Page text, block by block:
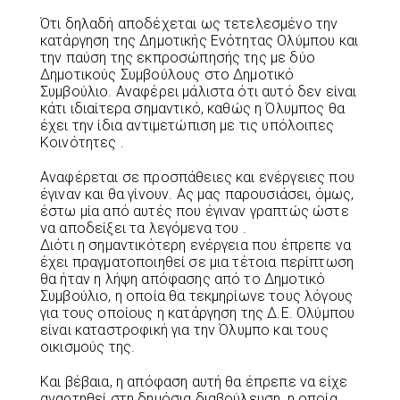
Ότι δηλαδή αποδέχεται ως τετελεσμένο την
κατάργηση της Δημοτικής Ενότητας Ολύμπου και
την παύση της εκπροσώπησής της με δύο
Δημοτικούς Συμβούλους στο Δημοτικό
Συμβούλιο. Αναφέρει μάλιστα ότι αυτό δεν είναι
κάτι ιδιαίτερα σημαντικό, καθώς η Όλυμπος θα
έχει την ίδια αντιμετώπιση με τις υπόλοιπες
Κοινότητες .
Αναφέρεται σε προσπάθειες και ενέργειες που
έγιναν και θα γίνουν. Ας μας παρουσιάσει, όμως,
έστω μία από αυτές που έγιναν γραπτώς ώστε
να αποδείξει τα λεγόμενα του .
Διότι η σημαντικότερη ενέργεια που έπρεπε να
έχει πραγματοποιηθεί σε μια τέτοια περίπτωση
θα ήταν η λήψη απόφασης από το Δημοτικό
Συμβούλιο, η οποία θα τεκμηρίωνε τους λόγους
για τους οποίους η κατάργηση της Δ.Ε. Ολύμπου
είναι καταστροφική για την Όλυμπο και τους
οικισμούς της.
Και βέβαια, η απόφαση αυτή θα έπρεπε να είχε